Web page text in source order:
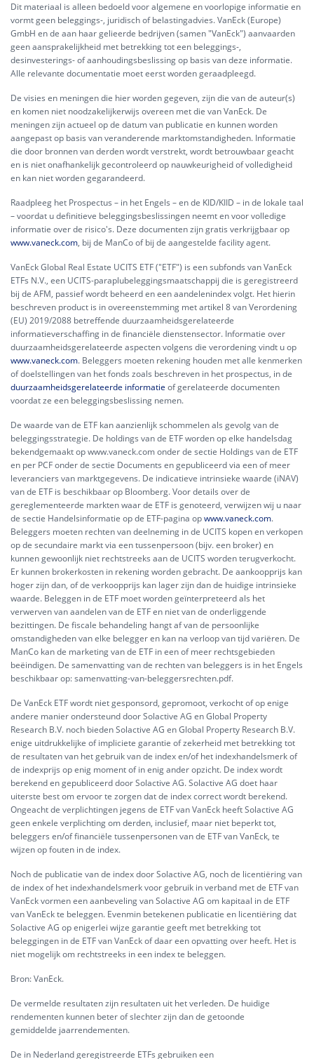
Dit materiaal is alleen bedoeld voor algemene en voorlopige informatie en
vormt geen beleggings-, juridisch of belastingadvies. VanEck (Europe)
GmbH en de aan haar gelieerde bedrijven (samen "VanEck") aanvaarden
geen aansprakelijkheid met betrekking tot een beleggings-,
desinvesterings- of aanhoudingsbeslissing op basis van deze informatie.
Alle relevante documentatie moet eerst worden geraadpleegd.
De visies en meningen die hier worden gegeven, zijn die van de auteur(s)
en komen niet noodzakelijkerwijs overeen met die van VanEck. De
meningen zijn actueel op de datum van publicatie en kunnen worden
aangepast op basis van veranderende marktomstandigheden. Informatie
die door bronnen van derden wordt verstrekt, wordt betrouwbaar geacht
en is niet onafhankelijk gecontroleerd op nauwkeurigheid of volledigheid
en kan niet worden gegarandeerd.
Raadpleeg het Prospectus – in het Engels – en de KID/KIID – in de lokale taal
– voordat u definitieve beleggingsbeslissingen neemt en voor volledige
informatie over de risico's. Deze documenten zijn gratis verkrijgbaar op
www.vaneck.com, bij de ManCo of bij de aangestelde facility agent.
VanEck Global Real Estate UCITS ETF ("ETF") is een subfonds van VanEck
ETFs N.V., een UCITS-paraplubeleggingsmaatschappij die is geregistreerd
bij de AFM, passief wordt beheerd en een aandelenindex volgt. Het hierin
beschreven product is in overeenstemming met artikel 8 van Verordening
(EU) 2019/2088 betreffende duurzaamheidsgerelateerde
informatieverschaffing in de financiële dienstensector. Informatie over
duurzaamheidsgerelateerde aspecten volgens die verordening vindt u op
www.vaneck.com. Beleggers moeten rekening houden met alle kenmerken
of doelstellingen van het fonds zoals beschreven in het prospectus, in de
duurzaamheidsgerelateerde informatie of gerelateerde documenten
voordat ze een beleggingsbeslissing nemen.
De waarde van de ETF kan aanzienlijk schommelen als gevolg van de
beleggingsstrategie. De holdings van de ETF worden op elke handelsdag
bekendgemaakt op www.vaneck.com onder de sectie Holdings van de ETF
en per PCF onder de sectie Documents en gepubliceerd via een of meer
leveranciers van marktgegevens. De indicatieve intrinsieke waarde (iNAV)
van de ETF is beschikbaar op Bloomberg. Voor details over de
gereglementeerde markten waar de ETF is genoteerd, verwijzen wij u naar
de sectie Handelsinformatie op de ETF-pagina opwww.vaneck.com.
Beleggers moeten rechten van deelneming in de UCITS kopen en verkopen
op de secundaire markt via een tussenpersoon (bijv. een broker) en
kunnen gewoonlijk niet rechtstreeks aan de UCITS worden terugverkocht.
Er kunnen brokerkosten in rekening worden gebracht. De aankoopprijs kan
hoger zijn dan, of de verkoopprijs kan lager zijn dan de huidige intrinsieke
waarde. Beleggen in de ETF moet worden geïnterpreteerd als het
verwerven van aandelen van de ETF en niet van de onderliggende
bezittingen. De fiscale behandeling hangt af van de persoonlijke
omstandigheden van elke belegger en kan na verloop van tijd variëren. De
ManCo kan de marketing van de ETF in een of meer rechtsgebieden
beëindigen. De samenvatting van de rechten van beleggers is in het Engels
beschikbaar op:samenvatting-van-beleggersrechten.pdf.
De VanEck ETF wordt niet gesponsord, gepromoot, verkocht of op enige
andere manier ondersteund door Solactive AG en Global Property
Research B.V. noch bieden Solactive AG en Global Property Research B.V.
enige uitdrukkelijke of impliciete garantie of zekerheid met betrekking tot
de resultaten van het gebruik van de index en/of het indexhandelsmerk of
de indexprijs op enig moment of in enig ander opzicht. De index wordt
berekend en gepubliceerd door Solactive AG. Solactive AG doet haar
uiterste best om ervoor te zorgen dat de index correct wordt berekend.
Ongeacht de verplichtingen jegens de ETF van VanEck heeft Solactive AG
geen enkele verplichting om derden, inclusief, maar niet beperkt tot,
beleggers en/of financiële tussenpersonen van de ETF van VanEck, te
wijzen op fouten in de index.
Noch de publicatie van de index door Solactive AG, noch de licentiëring van
de index of het indexhandelsmerk voor gebruik in verband met de ETF van
VanEck vormen een aanbeveling van Solactive AG om kapitaal in de ETF
van VanEck te beleggen. Evenmin betekenen publicatie en licentiëring dat
Solactive AG op enigerlei wijze garantie geeft met betrekking tot
beleggingen in de ETF van VanEck of daar een opvatting over heeft. Het is
niet mogelijk om rechtstreeks in een index te beleggen.
Bron: VanEck.
De vermelde resultaten zijn resultaten uit het verleden. De huidige
rendementen kunnen beter of slechter zijn dan de getoonde
gemiddelde jaarrendementen.
De in Nederland geregistreerde ETFs gebruiken een